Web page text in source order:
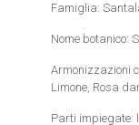
Famiglia:
Nome botanico:
Armonizzazioni
Limone, Rosa
Parti impiegate: